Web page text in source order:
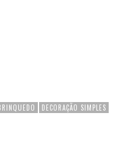
DECORAÇÃO SIMPLES